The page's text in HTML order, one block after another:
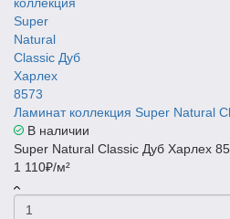
Ламинат коллекция Super Natural
В наличии
Super Natural Classic Дуб Харлех
1 110₽/м²